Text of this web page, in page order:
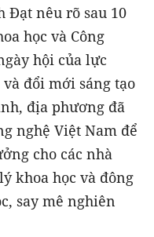
Đạt nêu rõ sau 10
học và Công
hội của lực
đổi mới sáng tạo
địa phương đã
nghệ Việt Nam để
cho các nhà
khoa học và đông
say mê nghiên